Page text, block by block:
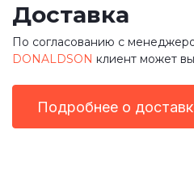
Доставка
По согласованию с
DONALDSON клиент может
Подробнее о